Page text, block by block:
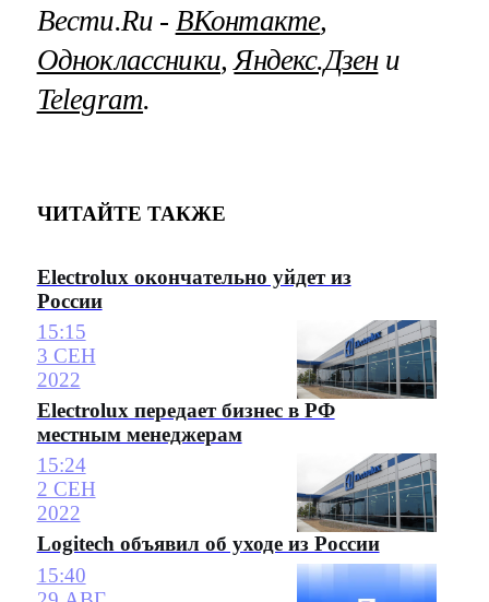
Вести.Ru ‐ ВКонтакте,
Одноклассники,Яндекс.Дзени
Telegram.
ЧИТАЙТЕ ТАКЖЕ
Electrolux окончательно уйдет из
России
15:15
3 СЕН
2022
Electrolux передает бизнес в РФ
местным менеджерам
15:24
2 СЕН
2022
Logitech объявил об уходе из России
15:40